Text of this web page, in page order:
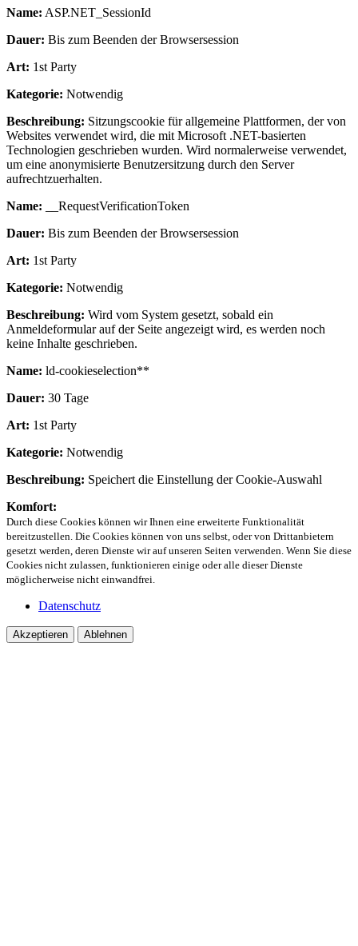
Name: ASP.NET_SessionId
Dauer: Bis zum Beenden der Browsersession
Art: 1st Party
Kategorie: Notwendig
Beschreibung: Sitzungscookie für allgemeine Plattformen, der von
Websites verwendet wird, die mit Microsoft .NET-basierten
Technologien geschrieben wurden. Wird normalerweise verwendet,
um eine anonymisierte Benutzersitzung durch den Server
aufrechtzuerhalten.
Name: __RequestVerificationToken
Dauer: Bis zum Beenden der Browsersession
Art: 1st Party
Kategorie: Notwendig
Beschreibung: Wird vom System gesetzt, sobald ein
Anmeldeformular auf der Seite angezeigt wird, es werden noch
keine Inhalte geschrieben.
Name: ld-cookieselection**
Dauer: 30 Tage
Art: 1st Party
Kategorie: Notwendig
Beschreibung: Speichert die Einstellung der Cookie-Auswahl
Komfort:
Durch diese Cookies können wir Ihnen eine erweiterte Funktionalität
bereitzustellen. Die Cookies können von uns selbst, oder von Drittanbietern
gesetzt werden, deren Dienste wir auf unseren Seiten verwenden. Wenn Sie diese
Cookies nicht zulassen, funktionieren einige oder alle dieser Dienste
möglicherweise nicht einwandfrei.
Datenschutz
Akzeptieren Ablehnen